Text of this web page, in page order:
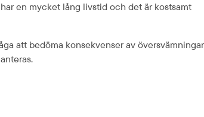
en mycket lång livstid och det är kostsamt
att bedöma konsekvenser av översvämningar